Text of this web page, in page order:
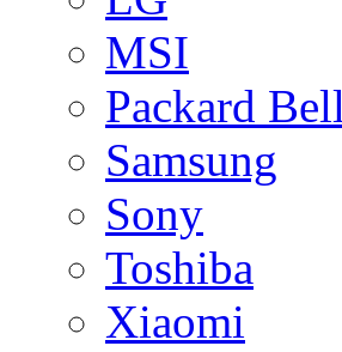
MSI
Packard Bell
Samsung
Sony
Toshiba
Xiaomi